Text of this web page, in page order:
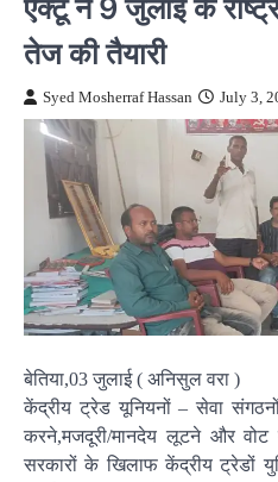
तेज की तैयारी
Syed Mosherraf Hassan July 3,
बेतिया,03 जुलाई ( अनिसुल वरा )
केंद्रीय ट्रेड यूनियनों – सेवा
करने,मजदूरी/मानदेय लूटने और वोट
सरकारों के खिलाफ केंद्रीय ट्रेडों